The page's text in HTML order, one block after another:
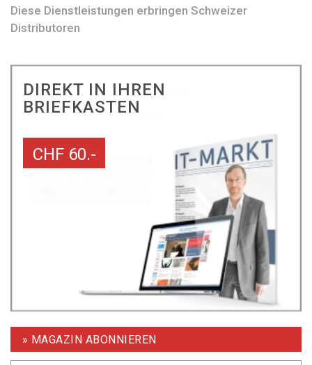
Diese Dienstleistungen erbringen Schweizer
Distributoren
DIREKT IN IHREN
BRIEFKASTEN
CHF 60.-
» MAGAZIN ABONNIEREN